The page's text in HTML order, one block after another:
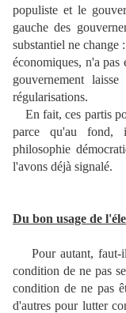
populiste et le
gauche des
substantiel ne
économiques, n'a
gouvernement
régularisations.
En fait, ces partis
parce qu'au fond,
philosophie
l'avons déjà signalé.
Du bon usage de
Pour autant, faut-il
condition de ne pas
condition de ne pas
d'autres pour lutter